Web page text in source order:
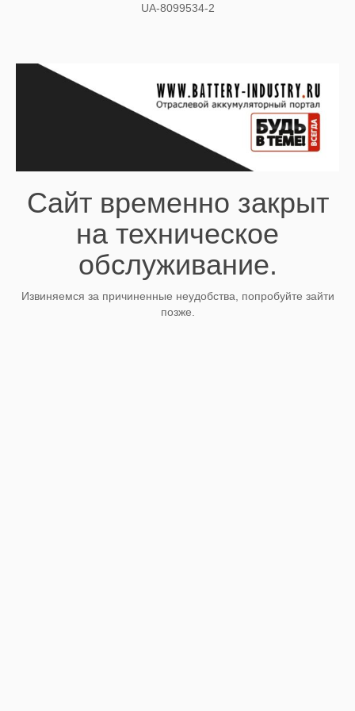
UA-8099534-2
Сайт временно закрыт
на техническое
обслуживание.
Извиняемся за причиненные неудобства, попробуйте зайти
позже.